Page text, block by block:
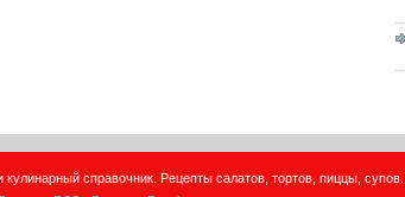
справочник. Рецепты салатов, тортов, пиццы, супов...